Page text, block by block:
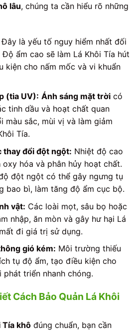
lâu, chúng ta cần hiểu rõ những
Đây là yếu tố nguy hiểm nhất đối
Độ ẩm cao sẽ làm Lá Khôi Tía hút
kiện cho nấm mốc và vi khuẩn
(tia UV): Ánh sáng mặt trờicó
tinh dầu và hoạt chất quan
màu sắc, mùi vị và làm giảm
Tía.
thay đổi đột ngột: Nhiệt độ cao
hóa và phân hủy hoạt chất.
đột ngột có thể gây ngưng tụ
bao bì, làm tăng độ ẩm cục bộ.
vật: Các loài mọt, sâu bọ hoặc
nhập, ăn mòn và gây hư hại Lá
đi giá trị sử dụng.
gió kém: Môi trường thiếu
tụ độ ẩm, tạo điều kiện cho
triển nhanh chóng.
Cách Bảo Quản Lá Khôi
Tía khô đúng chuẩn, bạn cần